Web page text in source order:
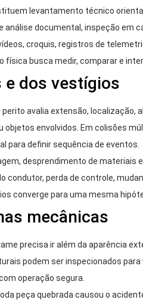
levantamento técnico
análise documental, inspeção em
croquis, registros de
física busca medir, comparar e
e dos vestígios
avalia extensão,
envolvidos. Em colisões
para definir sequência de eventos.
desprendimento de materiais
condutor, perda de controle,
converge para uma mesma
mecânicas
precisa ir além da aparência
podem ser inspecionados
operação segura.
peça quebrada causou o